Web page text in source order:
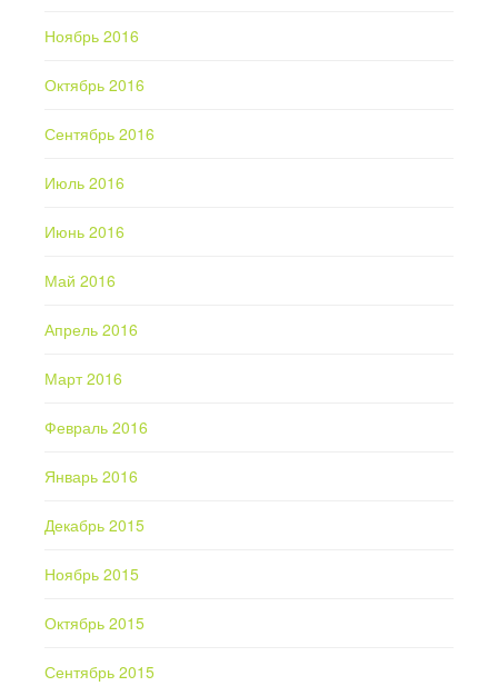
Ноябрь 2016
Октябрь 2016
Сентябрь 2016
Июль 2016
Июнь 2016
Май 2016
Апрель 2016
Март 2016
Февраль 2016
Январь 2016
Декабрь 2015
Ноябрь 2015
Октябрь 2015
Сентябрь 2015